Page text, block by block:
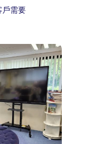
戶需要